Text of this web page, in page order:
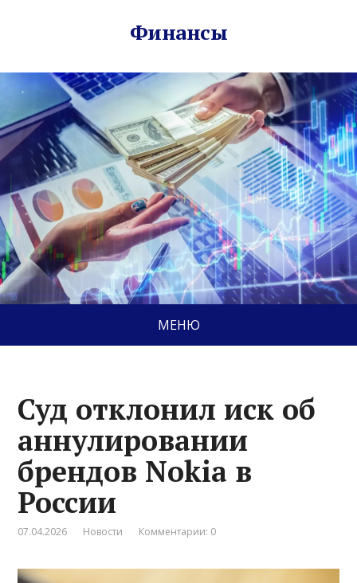
Финансы
МЕНЮ
Суд отклонил иск об
аннулировании
брендов Nokia в
России
07.04.2026 Новости Комментарии: 0